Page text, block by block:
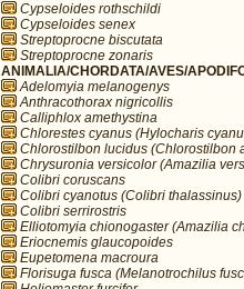
Cypseloides rothschildi
Cypseloides senex
Streptoprocne biscutata
Streptoprocne zonaris
ANIMALIA/CHORDATA/AVES/
Adelomyia melanogenys
Anthracothorax nigricollis
Calliphlox amethystina
Chlorestes cyanus (Hylocharis
Chlorostilbon lucidus (Chlorostilbon
Chrysuronia versicolor (Amazilia
Colibri coruscans
Colibri cyanotus (Colibri thalassinus)
Colibri serrirostris
Elliotomyia chionogaster (Amazilia
Eriocnemis glaucopoides
Eupetomena macroura
Florisuga fusca (Melanotrochilus